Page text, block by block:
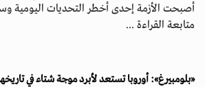
أصبحت الأزمة إحدى أخطر التحديات اليومية
متابعة القراءة ...
«بلومبيرغ»: أوروبا تستعد لأبرد موجة شتاء في